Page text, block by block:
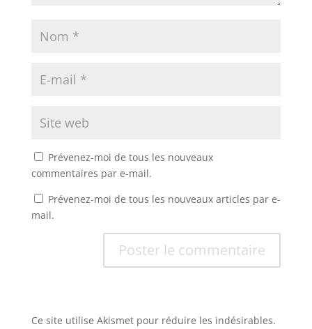
Prévenez-moi de tous les nouveaux
commentaires par e-mail.
Prévenez-moi de tous les nouveaux articles par e-
mail.
Ce site utilise Akismet pour réduire les indésirables.